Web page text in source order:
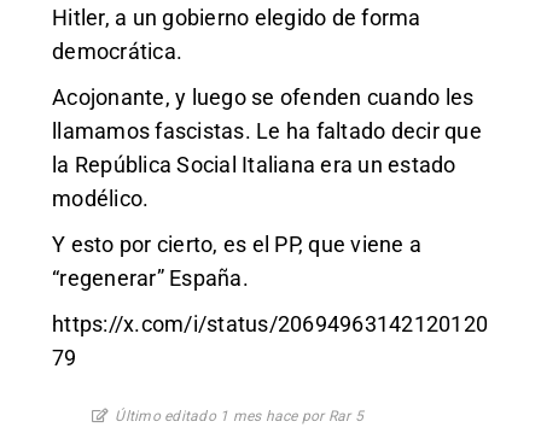
Hitler, a un gobierno elegido de forma
democrática.
Acojonante, y luego se ofenden cuando les
llamamos fascistas. Le ha faltado decir que
la República Social Italiana era un estado
modélico.
Y esto por cierto, es el PP, que viene a
“regenerar” España.
https://x.com/i/status/20694963142120120
79
Último editado 1 mes hace por Rar 5